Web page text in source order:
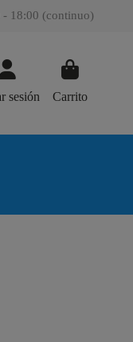
- 18:00 (continuo)
sesión Carrito